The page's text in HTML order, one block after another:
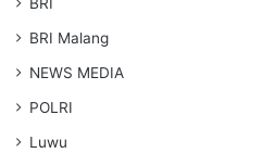
BRI
BRI Malang
NEWS MEDIA
POLRI
Luwu